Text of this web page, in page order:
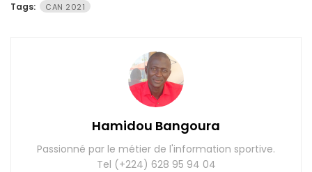
Tags: CAN 2021
Hamidou Bangoura
Passionné par le métier de l'information sportive.
Tel (+224) 628 95 94 04